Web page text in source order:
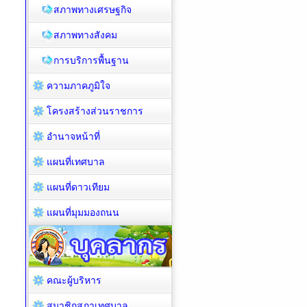
สภาพทางเศรษฐกิจ
สภาพทางสังคม
การบริการพื้นฐาน
ความภาคภูมิใจ
โครงสร้างส่วนราชการ
อำนาจหน้าที่
แผนที่เทศบาล
แผนที่ดาวเทียม
แผนที่มุมมองถนน
คณะผู้บริหาร